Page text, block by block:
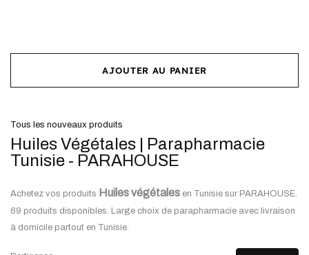
AJOUTER AU PANIER
Tous les nouveaux produits
Huiles Végétales | Parapharmacie
Tunisie - PARAHOUSE
Achetez vos produits Huiles végétales en Tunisie sur PARAHOUSE.
69 produits disponibles. Large choix de parapharmacie avec livraison
à domicile partout en Tunisie.